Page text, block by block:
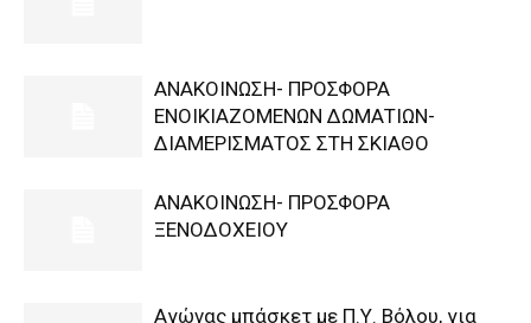
ΑΝΑΚΟΙΝΩΣΗ- ΠΡΟΣΦΟΡΑ
ΕΝΟΙΚΙΑΖΟΜΕΝΩΝ ΔΩΜΑΤΙΩΝ-
ΔΙΑΜΕΡΙΣΜΑΤΟΣ ΣΤΗ ΣΚΙΑΘΟ
ΑΝΑΚΟΙΝΩΣΗ- ΠΡΟΣΦΟΡΑ
ΞΕΝΟΔΟΧΕΙΟΥ
Αγώνας μπάσκετ με Π.Υ. Βόλου, για